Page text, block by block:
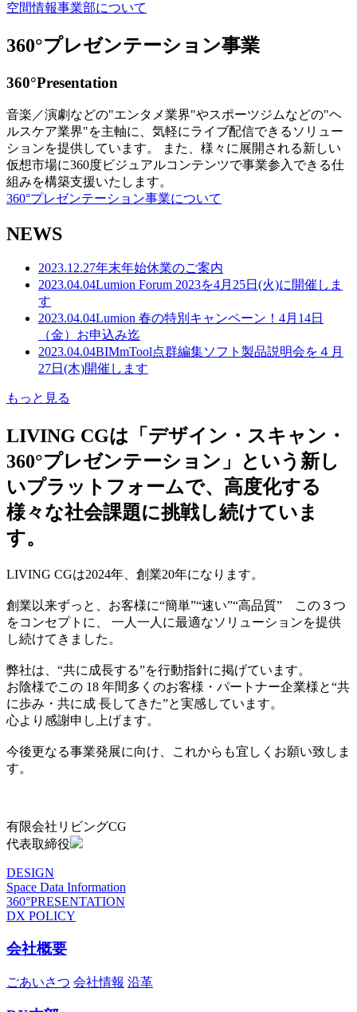
空間情報事業部について
360°プレゼンテーション事業
360°Presentation
音楽／演劇などの"エンタメ業界"やスポーツジムなどの"ヘ
ルスケア業界"を主軸に、気軽にライブ配信できるソリュー
ションを提供しています。 また、様々に展開される新しい
仮想市場に360度ビジュアルコンテンツで事業参入できる仕
組みを構築支援いたします。
360°プレゼンテーション事業について
NEWS
2023.12.27年末年始休業のご案内
2023.04.04Lumion Forum 2023を4月25日(火)に開催しま
す
2023.04.04Lumion 春の特別キャンペーン！4月14日
（金）お申込み迄
2023.04.04BIMmTool点群編集ソフト製品説明会を４月
27日(木)開催します
もっと見る
LIVING CGは「デザイン・スキャン・
360°プレゼンテーション」という新し
いプラットフォームで、高度化する
様々な社会課題に挑戦し続けていま
す。
LIVING CGは2024年、創業20年になります。
創業以来ずっと、お客様に“簡単”“速い”“高品質” この３つ
をコンセプトに、 一人一人に最適なソリューションを提供
し続けてきました。
弊社は、“共に成長する”を行動指針に掲げています。
お陰様でこの 18 年間多くのお客様・パートナー企業様と“共
に歩み・共に成 長してきた”と実感しています。
心より感謝申し上げます。
今後更なる事業発展に向け、これからも宜しくお願い致しま
す。
有限会社リビングCG
代表取締役
DESIGN
Space Data Information
360°PRESENTATION
DX POLICY
会社概要
ごあいさつ 会社情報 沿革